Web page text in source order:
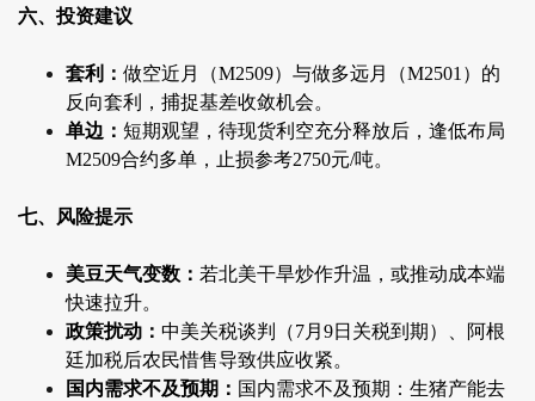
六、投资建议
套利： 做空近月（M2509）与做多远月（M2501）的
反向套利，捕捉基差收敛机会。
单边： 短期观望，待现货利空充分释放后，逢低布局
M2509合约多单，止损参考2750元/吨。
七、风险提示
美豆天气变数： 若北美干旱炒作升温，或推动成本端
快速拉升。
政策扰动： 中美关税谈判（7月9日关税到期）、阿根
廷加税后农民惜售导致供应收紧。
国内需求不及预期： 国内需求不及预期：生猪产能去